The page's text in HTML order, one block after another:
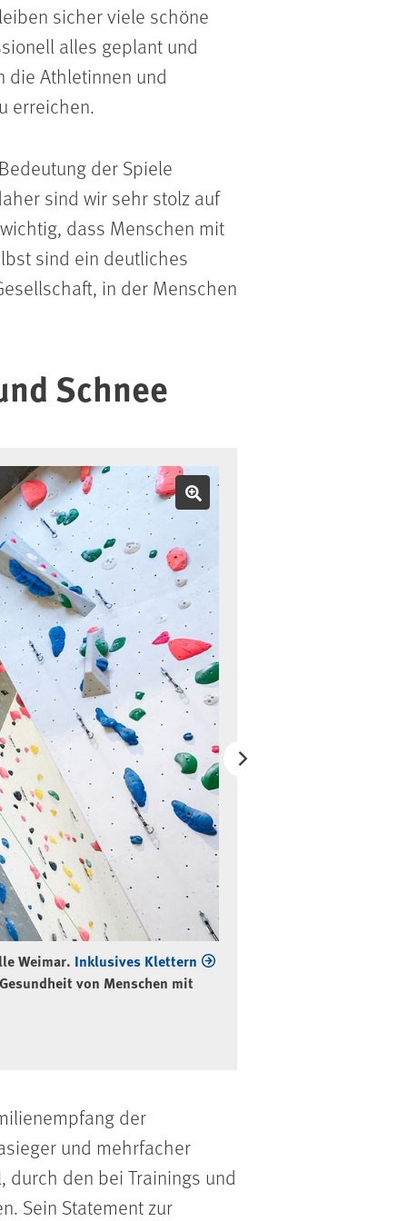
sicher viele schöne
alles geplant und
die Athletinnen und
erreichen.
der Spiele
sind wir sehr stolz auf
dass Menschen mit
sind ein deutliches
in der Menschen
Schnee
Bild vergrößern
Weimar. Inklusives Klettern
von Menschen mit
der
und mehrfacher
durch den bei Trainings und
Sein Statement zur